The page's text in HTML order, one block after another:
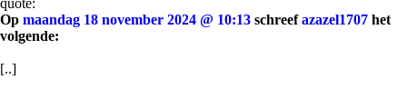
quote:
Op maandag 18 november 2024 @ 10:13 schreefazazel1707 het
volgende:
[..]